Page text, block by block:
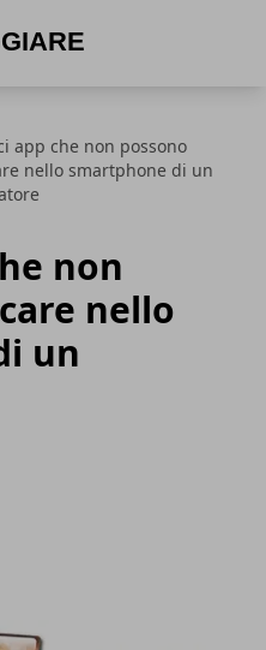
app che non possono
nello smartphone di un
non
nello
un